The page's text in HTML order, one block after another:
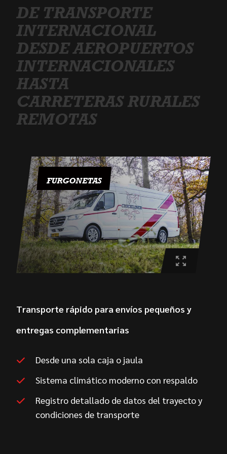
DE TRANSPORTE
INTERNACIONAL
DESDE AEROPUERTOS
INTERNACIONALES
HASTA
CARRETERAS RURALES
REMOTAS
FURGONETAS
Transporte rápido para envíos pequeños y
entregas complementarias
Desde una sola caja o jaula
Sistema climático moderno con respaldo
Registro detallado de datos del trayecto y
condiciones de transporte